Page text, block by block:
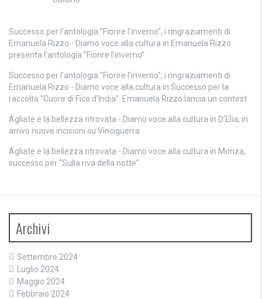
Successo per l'antologia "Fiorire l'inverno", i ringraziamenti di
Emanuela Rizzo - Diamo voce alla cultura in Emanuela Rizzo
presenta l’antologia “Fiorire l’inverno”
Successo per l'antologia "Fiorire l'inverno", i ringraziamenti di
Emanuela Rizzo - Diamo voce alla cultura in Successo per la
raccolta “Cuore di Fico d’India”: Emanuela Rizzo lancia un contest
Agliate e la bellezza ritrovata - Diamo voce alla cultura in D’Elia, in
arrivo nuove incisioni su Vinciguerra
Agliate e la bellezza ritrovata - Diamo voce alla cultura in Monza,
successo per “Sulla riva della notte”
Archivi
Settembre 2024
Luglio 2024
Maggio 2024
Febbraio 2024